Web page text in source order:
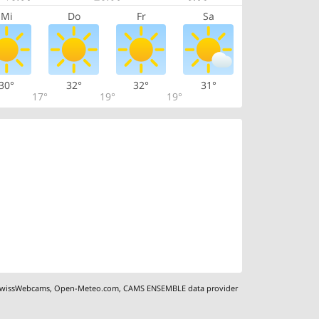
Mi Do Fr Sa
17°
32°
19°
32°
19°
31°
,Open-Meteo.com,CAMS ENSEMBLE data provider